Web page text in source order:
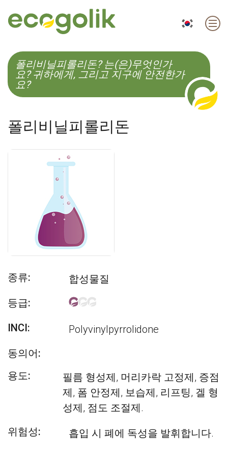
EN ES CS KO
폴리비닐피롤리돈? 는(은)무엇인가
요? 귀하에게, 그리고 지구에 안전한가
요?
폴리비닐피롤리돈
종류:
합성물질
등급:
INCI:
Polyvinylpyrrolidone
동의어:
용도:
필름 형성제, 머리카락 고정제, 증점
제, 폼 안정제, 보습제, 리프팅, 겔 형
성제, 점도 조절제.
위험성:
흡입 시 폐에 독성을 발휘합니다.